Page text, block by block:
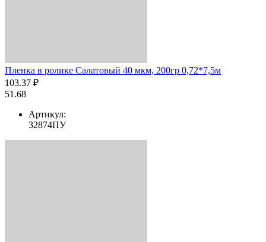
Пленка в ролике Салатовый 40 мкм, 200гр 0,72*7,5м
103.37 ₽
51.68
Артикул:
32874ПУ